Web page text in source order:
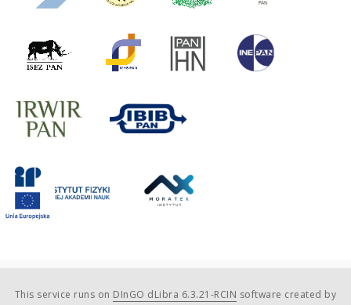
This service runs on DInGO dLibra 6.3.21-RCIN software created by